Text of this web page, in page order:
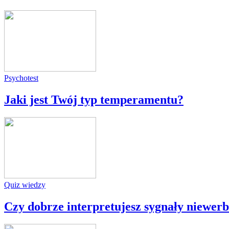
Psychotest
Jaki jest Twój typ temperamentu?
Quiz wiedzy
Czy dobrze interpretujesz sygnały